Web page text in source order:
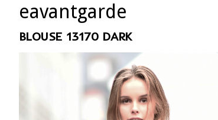
eavantgarde
BLOUSE 13170 DARK